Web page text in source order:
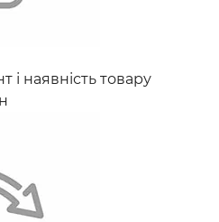
і наявність товару